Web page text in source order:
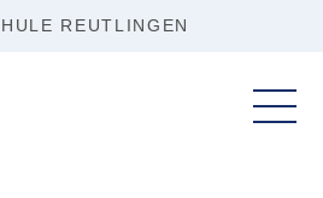
REUTLINGEN